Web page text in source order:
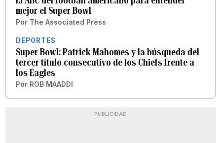
mejor el Super Bowl
Por The Associated Press
DEPORTES
Super Bowl: Patrick Mahomes y la búsqueda del
tercer título consecutivo de los Chiefs frente a
los Eagles
Por ROB MAADDI
PUBLICIDAD